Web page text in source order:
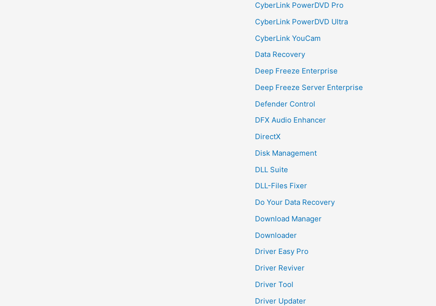
CyberLink PowerDVD Pro
CyberLink PowerDVD Ultra
CyberLink YouCam
Data Recovery
Deep Freeze Enterprise
Deep Freeze Server Enterprise
Defender Control
DFX Audio Enhancer
DirectX
Disk Management
DLL Suite
DLL-Files Fixer
Do Your Data Recovery
Download Manager
Downloader
Driver Easy Pro
Driver Reviver
Driver Tool
Driver Updater